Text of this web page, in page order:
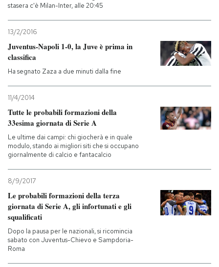
stasera c'è Milan-Inter, alle 20:45
13/2/2016
Juventus-Napoli 1-0, la Juve è prima in
classifica
Ha segnato Zaza a due minuti dalla fine
11/4/2014
Tutte le probabili formazioni della
33esima giornata di Serie A
Le ultime dai campi: chi giocherà e in quale
modulo, stando ai migliori siti che si occupano
giornalmente di calcio e fantacalcio
8/9/2017
Le probabili formazioni della terza
giornata di Serie A, gli infortunati e gli
squalificati
Dopo la pausa per le nazionali, si ricomincia
sabato con Juventus-Chievo e Sampdoria-
Roma